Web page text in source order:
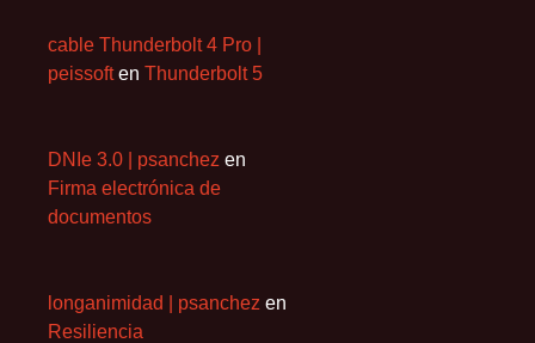
cable Thunderbolt 4 Pro |
peissoften Thunderbolt 5
DNIe 3.0 | psanchez en
Firma electrónica de
documentos
longanimidad | psanchez en
Resiliencia